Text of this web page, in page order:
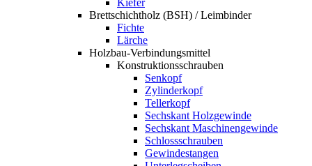
Brettschichtholz (BSH) / Leimbinder
Fichte
Lärche
Holzbau-Verbindungsmittel
Konstruktionsschrauben
Senkopf
Zylinderkopf
Tellerkopf
Sechskant Holzgewinde
Sechskant Maschinengewinde
Schlossschrauben
Gewindestangen